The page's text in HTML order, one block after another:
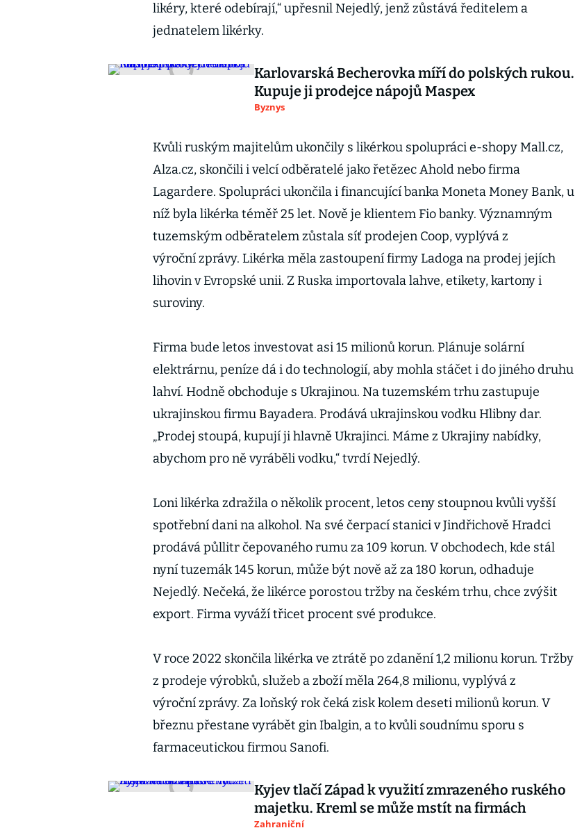
likéry, které odebírají,“ upřesnil Nejedlý, jenž zůstává ředitelem a
jednatelem likérky.
Karlovarská Becherovka míří do polských rukou.
Kupuje ji prodejce nápojů Maspex
Byznys
Kvůli ruským majitelům ukončily s likérkou spolupráci e-shopy Mall.cz,
Alza.cz, skončili i velcí odběratelé jako řetězec Ahold nebo firma
Lagardere. Spolupráci ukončila i financující banka Moneta Money Bank, u
níž byla likérka téměř 25 let. Nově je klientem Fio banky. Významným
tuzemským odběratelem zůstala síť prodejen Coop, vyplývá z
výroční zprávy. Likérka měla zastoupení firmy Ladoga na prodej jejích
lihovin v Evropské unii. Z Ruska importovala lahve, etikety, kartony i
suroviny.
Firma bude letos investovat asi 15 milionů korun. Plánuje solární
elektrárnu, peníze dá i do technologií, aby mohla stáčet i do jiného druhu
lahví. Hodně obchoduje s Ukrajinou. Na tuzemském trhu zastupuje
ukrajinskou firmu Bayadera. Prodává ukrajinskou vodku Hlibny dar.
„Prodej stoupá, kupují ji hlavně Ukrajinci. Máme z Ukrajiny nabídky,
abychom pro ně vyráběli vodku,“ tvrdí Nejedlý.
Loni likérka zdražila o několik procent, letos ceny stoupnou kvůli vyšší
spotřební dani na alkohol. Na své čerpací stanici v Jindřichově Hradci
prodává půllitr čepovaného rumu za 109 korun. V obchodech, kde stál
nyní tuzemák 145 korun, může být nově až za 180 korun, odhaduje
Nejedlý. Nečeká, že likérce porostou tržby na českém trhu, chce zvýšit
export. Firma vyváží třicet procent své produkce.
V roce 2022 skončila likérka ve ztrátě po zdanění 1,2 milionu korun. Tržby
z prodeje výrobků, služeb a zboží měla 264,8 milionu, vyplývá z
výroční zprávy. Za loňský rok čeká zisk kolem deseti milionů korun. V
březnu přestane vyrábět gin Ibalgin, a to kvůli soudnímu sporu s
farmaceutickou firmou Sanofi.
Kyjev tlačí Západ k využití zmrazeného ruského
majetku. Kreml se může mstít na firmách
Zahraniční